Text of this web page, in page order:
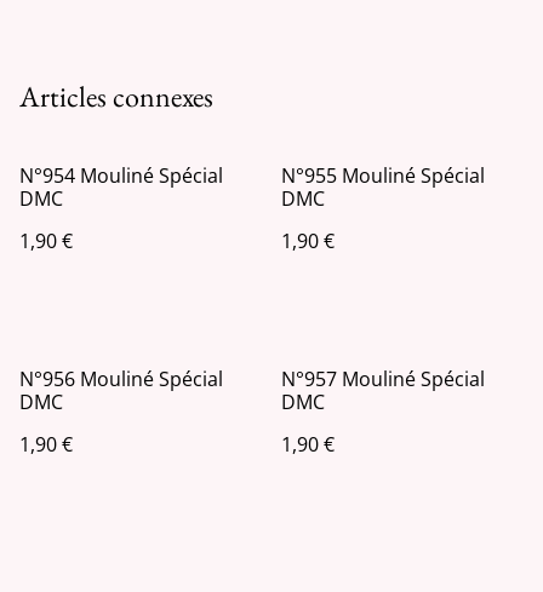
Articles connexes
N°954 Mouliné Spécial
DMC
1,90 €
N°955 Mouliné Spécial
DMC
1,90 €
N°956 Mouliné Spécial
DMC
1,90 €
N°957 Mouliné Spécial
DMC
1,90 €